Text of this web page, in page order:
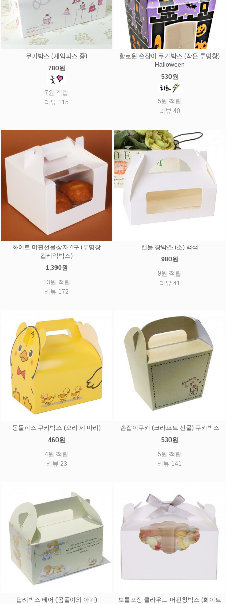
쿠키박스 (케익피스 중)
780원
7원 적립
리뷰 115
할로윈 손잡이 쿠키박스 (작은 투명창)
Halloween
530원
5원 적립
리뷰 40
화이트 머핀선물상자 4구 (투명창
컵케익박스)
1,390원
13원 적립
리뷰 172
핸들 창박스 (소) 백색
980원
9원 적립
리뷰 41
동물피스 쿠키박스 (오리 세 마리)
460원
4원 적립
리뷰 23
손잡이쿠키 (크라프트 선물) 쿠키박스
530원
5원 적립
리뷰 141
답례박스 베어 (곰돌이와 아기)
보틀포장 클라우드 머핀창박스 (화이트